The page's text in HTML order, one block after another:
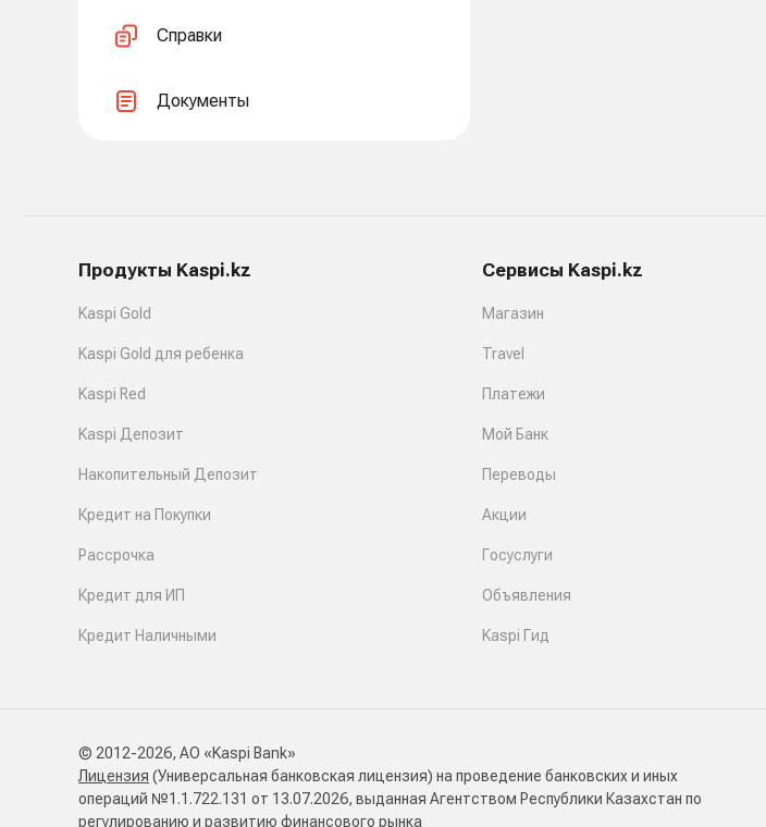
Справки
Документы
Продукты Kaspi.kz
Kaspi Gold
Kaspi Gold для ребенка
Kaspi Red
Kaspi Депозит
Накопительный Депозит
Кредит на Покупки
Рассрочка
Кредит для ИП
Кредит Наличными
Сервисы Kaspi.kz
Магазин
Travel
Платежи
Мой Банк
Переводы
Акции
Госуслуги
Объявления
Kaspi Гид
© 2012-2026, АО «Kaspi Bank»
Лицензия (Универсальная банковская лицензия) на проведение банковских и иных
операций №1.1.722.131 от 13.07.2026, выданная Агентством Республики Казахстан по
регулированию и развитию финансового рынка